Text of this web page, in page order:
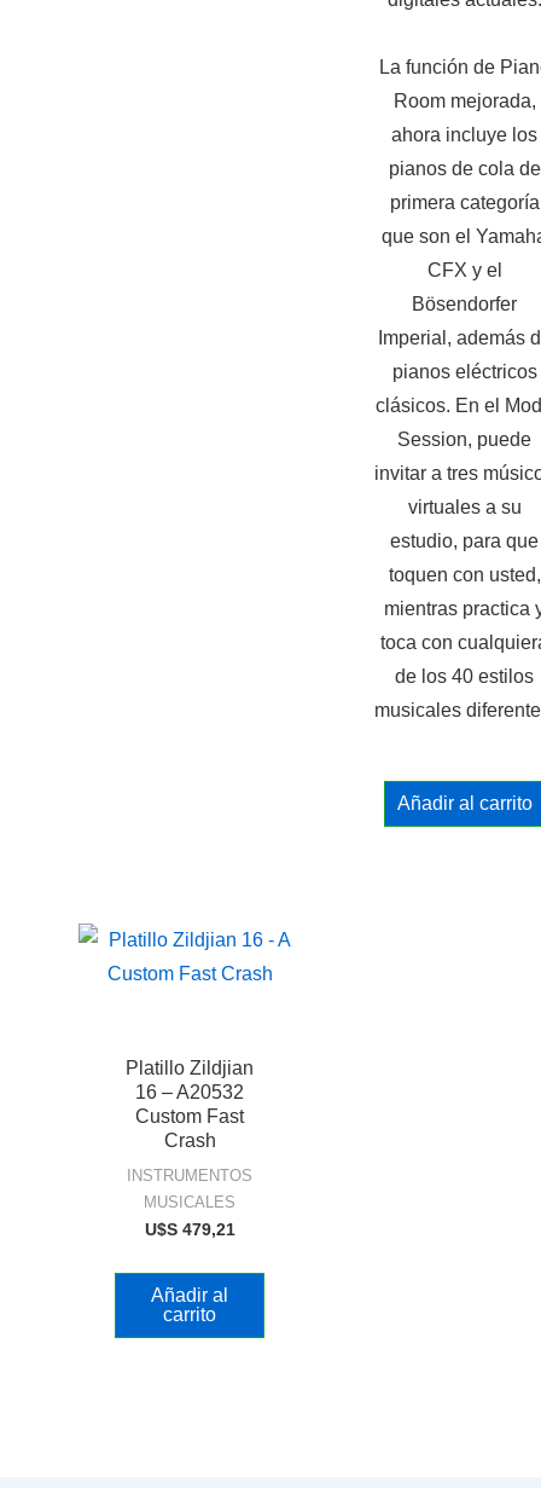
La función de
Room mejorada,
ahora incluye los
pianos de cola de
primera categoría
que son el
CFX y el
Bösendorfer
Imperial, además
pianos eléctricos
clásicos. En el
Session, puede
invitar a tres
virtuales a su
estudio, para que
toquen con usted,
mientras practica
toca con
de los 40 estilos
musicales
Añadir al carrito
Platillo Zildjian
16 – A20532
Custom Fast
Crash
INSTRUMENTOS
MUSICALES
U$S479,21
Añadir al
carrito